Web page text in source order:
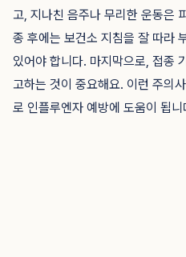
고, 지나친 음주나 무리한 운동은
종 후에는 보건소 지침을 잘 따라
있어야 합니다. 마지막으로, 접종
고하는 것이 중요해요. 이런 주의
로 인플루엔자 예방에 도움이 됩니